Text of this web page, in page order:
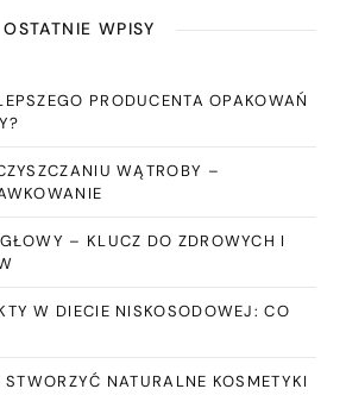
OSTATNIE WPISY
PRODUCENTA OPAKOWAŃ
WĄTROBY –
– KLUCZ DO ZDROWYCH I
W DIECIE NISKOSODOWEJ: CO
NATURALNE KOSMETYKI